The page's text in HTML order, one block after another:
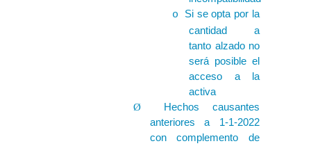
o
Si se opta por la
cantidad a
tanto alzado no
será posible el
acceso a la
activa
Ø
Hechos causantes
anteriores a 1-1-2022
con complemento de